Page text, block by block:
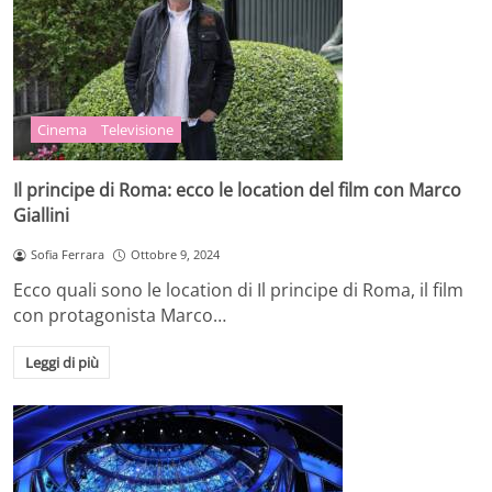
Cinema Televisione
Il principe di Roma: ecco le location del film con Marco
Giallini
Sofia Ferrara Ottobre 9, 2024
Ecco quali sono le location di Il principe di Roma, il film
con protagonista Marco…
Leggi di più